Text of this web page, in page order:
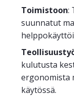
Toimistoon:
suunnatut
kulutusta
ergonomista
käytössä.